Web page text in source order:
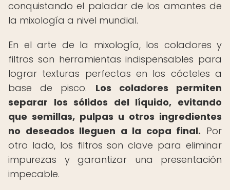
conquistando el paladar de los amantes de
la mixología a nivel mundial.
En el arte de la mixología, los coladores y
filtros son herramientas indispensables para
lograr texturas perfectas en los cócteles a
base de pisco. Los coladores permiten
separar los sólidos del líquido, evitando
que semillas, pulpas u otros ingredientes
no deseados lleguen a la copa final. Por
otro lado, los filtros son clave para eliminar
impurezas y garantizar una presentación
impecable.